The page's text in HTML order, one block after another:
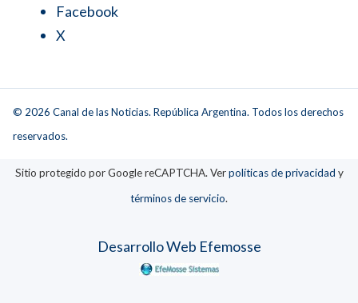
Facebook
X
© 2026 Canal de las Noticias. República Argentina. Todos los derechos
reservados.
Sitio protegido por Google reCAPTCHA. Verpolíticas de privacidad y
términos de servicio.
Desarrollo Web Efemosse